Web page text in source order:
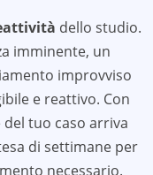
dello studio.
imminente, un
improvviso
e reattivo. Con
tuo caso arriva
di settimane per
necessario.